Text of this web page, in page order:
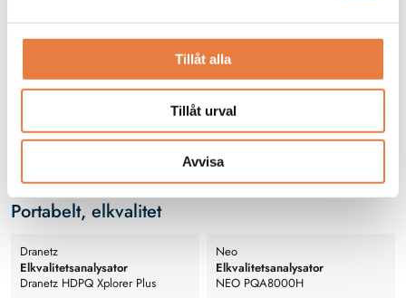
Tillåt alla
Tillåt urval
Avvisa
Nätanalysator med IP65 hölje, 10
000 mätperioder, 8 differentiella
Kraftfull nätanalysator med IP65-
hölje. Har 8 differentiella
kanaler.
Prisförfrågan
Portabelt, elkvalitet
Dranetz
Elkvalitetsanalysator
Dranetz HDPQ Xplorer Plus
Neo
Elkvalitetsanalysator
NEO PQA8000H